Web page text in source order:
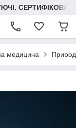
медицина